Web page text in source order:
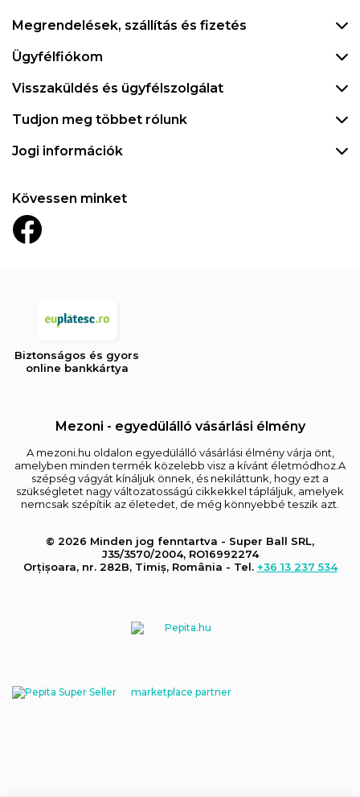
Megrendelések, szállítás és fizetés
Ügyfélfiókom
Visszaküldés és ügyfélszolgálat
Tudjon meg többet rólunk
Jogi információk
Kövessen minket
Biztonságos és gyors
online bankkártya
Mezoni - egyedülálló vásárlási élmény
A mezoni.hu oldalon egyedülálló vásárlási élmény várja önt,
amelyben minden termék közelebb visz a kívánt életmódhoz.A
szépség vágyát kínáljuk önnek, és nekiláttunk, hogy ezt a
szükségletet nagy változatosságú cikkekkel tápláljuk, amelyek
nemcsak szépítik az életedet, de még könnyebbé teszik azt.
© 2026 Minden jog fenntartva - Super Ball SRL,
J35/3570/2004, RO16992274
Orțișoara, nr. 282B, Timiș, România - Tel. +36 13 237 534
marketplace partner